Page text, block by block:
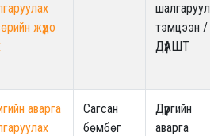
жүдо
шалгаруулах
тэмцээн /
ДүАШТ
аварга
Сагсан
бөмбөг
Дүүргийн
аварга